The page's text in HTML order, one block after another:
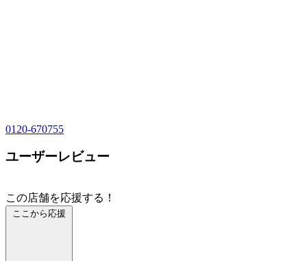
0120-670755
ユーザーレビュー
この店舗を応援する！
ここから応援